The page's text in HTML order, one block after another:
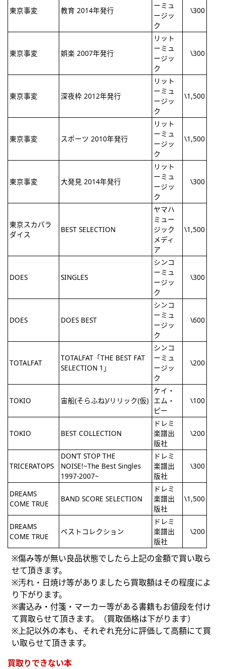
東京事変 教育 2014年発行
ーミュ
ージッ
ク
\300
東京事変 娯楽 2007年発行
リット
ーミュ
ージッ
ク
\300
東京事変 深夜枠 2012年発行
リット
ーミュ
ージッ
ク
\1,500
東京事変 スポーツ 2010年発行
リット
ーミュ
ージッ
ク
\1,500
東京事変 大発見 2014年発行
リット
ーミュ
ージッ
ク
\300
東京スカパラ
ダイス
BEST SELECTION
ヤマハ
ミュー
ジック
メディ
ア
\1,500
DOES SINGLES
シンコ
ーミュ
ージッ
ク
\300
DOES DOES BEST
シンコ
ーミュ
ージッ
ク
\600
TOTALFAT
TOTALFAT「THE BEST FAT
SELECTION 1」
シンコ
ーミュ
ージッ
ク
\200
TOKIO 宙船(そらふね)/リリック(仮)
ケイ・
エム・
ピー
\100
TOKIO BEST COLLECTION
ドレミ
楽譜出
版社
\200
TRICERATOPS
DON’T STOP THE
NOISE!~The Best Singles
1997-2007~
ドレミ
楽譜出
版社
\300
DREAMS
COME TRUE
BAND SCORE SELECTION
ドレミ
楽譜出
版社
\1,500
DREAMS
COME TRUE
ベストコレクション
ドレミ
楽譜出
版社
\200
※傷み等が無い良品状態でしたら上記の金額で買い取ら
せて頂きます。
※汚れ・日焼け等がありましたら買取額はその程度によ
り下がります。
※書込み・付箋・マーカー等がある書籍もお値段を付け
て買取らせて頂きます。（買取価格は下がります）
※上記以外の本も、それぞれ充分に評価して高額にて買
い取らせて頂きます。
買取りできない本